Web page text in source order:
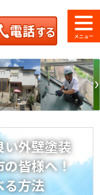
ショールーム
のご紹介
お電話
い外壁塗装
の皆様へ！
る方法